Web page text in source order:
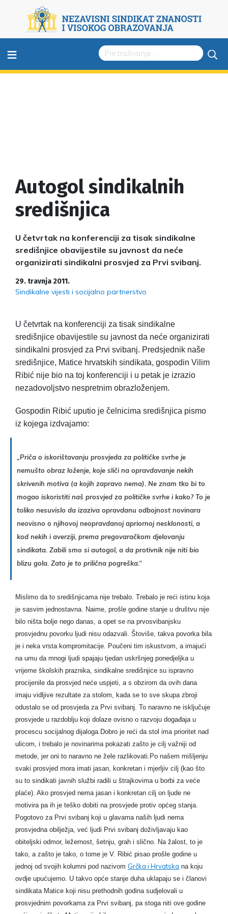
≡
Autogol sindikalnih
središnjica
U četvrtak na konferenciji za tisak sindikalne
središnjice obavijestile su javnost da neće
organizirati sindikalni prosvjed za Prvi svibanj.
29. travnja 2011.
Sindikalne vijesti i socijalno partnerstvo
U četvrtak na konferenciji za tisak sindikalne
središnjice obavijestile su javnost da neće organizirati
sindikalni prosvjed za Prvi svibanj. Predsjednik naše
središnjice, Matice hrvatskih sindikata, gospodin Vilim
Ribić nije bio na toj konferenciji i u petak je izrazio
nezadovoljstvo nespretnim obrazloženjem.
Gospodin Ribić uputio je čelnicima središnjica pismo
iz kojega izdvajamo:
„Priča o iskorištavanju prosvjeda za političke svrhe je
nemušto obraz loženje, koje sliči na opravdavanje nekih
skrivenih motiva (a kojih zapravo nema). Ne znam tko bi to
mogao iskoristiti naš prosvjed za političke svrhe i kako? To je
toliko nesuvislo da izaziva opravdanu odbojnost novinara
neovisno o njihovoj neopravdanoj apriornoj nesklonosti, a
kod nekih i averziji, prema pregovaračkom djelovanju
sindikata. Zabili smo si autogol, a da protivnik nije niti bio
blizu gola. Zato je to prilična pogreška.“
Mislimo da to središnjicama nije trebalo. Trebalo je reći istinu koja
je sasvim jednostavna. Naime, prošle godine stanje u društvu nije
bilo ništa bolje nego danas, a opet se na prvosvibanjsku
prosvjednu povorku ljudi nisu odazvali. Štoviše, takva povorka bila
je i neka vrsta kompromitacije. Poučeni tim iskustvom, a imajući
na umu da mnogi ljudi spajaju tjedan uskršnjeg ponedjeljka u
vrijeme školskih praznika, sindikalne središnjice su ispravno
procijenile da prosvjed neće uspjeti, a s obzirom da ovih dana
imaju vidljive rezultate za stolom, kada se to sve skupa zbroji
odustalo se od prosvjeda za Prvi svibanj. To naravno ne isključuje
prosvjede u razdoblju koji dolaze ovisno o razvoju događaja u
procescu socijalnog dijaloga. Dobro je reći da stol ima prioritet nad
ulicom, i trebalo je novinarima pokazati zašto je cilj važniji od
metode, jer oni to naravno ne žele razlikovati. Po našem mišljenju
svaki prosvjed mora imati jasan, konkretan i mjerljiv cilj (kao što
su to sindikati javnih službi radili u štrajkovima u borbi za veće
plaće). Ako prosvjed nema jasan i konkretan cilj on ljude ne
motivira pa ih je teško dobiti na prosvjede protiv općeg stanja.
Pogotovo za Prvi svibanj koji u glavama naših ljudi nema
prosvjedna obilježja, već ljudi Prvi svibanj doživljavaju kao
obiteljski odmor, ležernost, šetnju, grah i slično. Na žalost, to je
tako, a zašto je tako, o tome je V. Ribić pisao prošle godine u
jednoj od svojih kolumni pod nazivom Grčka i Hrvatska na koju
ovdje upućujemo. U takvo opće stanje duha uklapaju se i članovi
sindikata Matice koji nisu prethodnih godina sudjelovali u
prosvjednim povorkama za Prvi svibanj, pa stoga niti ove godine